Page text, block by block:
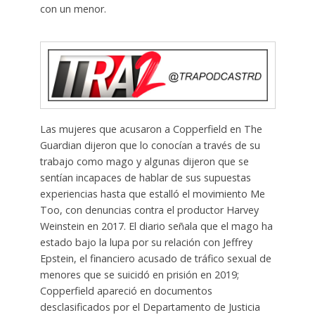
con un menor.
Las mujeres que acusaron a Copperfield en The
Guardian dijeron que lo conocían a través de su
trabajo como mago y algunas dijeron que se
sentían incapaces de hablar de sus supuestas
experiencias hasta que estalló el movimiento Me
Too, con denuncias contra el productor Harvey
Weinstein en 2017. El diario señala que el mago ha
estado bajo la lupa por su relación con Jeffrey
Epstein, el financiero acusado de tráfico sexual de
menores que se suicidó en prisión en 2019;
Copperfield apareció en documentos
desclasificados por el Departamento de Justicia